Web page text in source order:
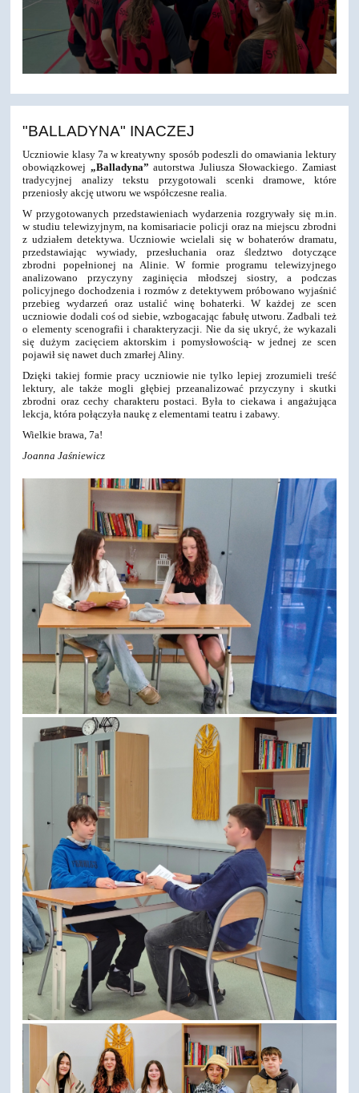
"BALLADYNA" INACZEJ
Uczniowie klasy 7a w kreatywny sposób podeszli do omawiania lektury
obowiązkowej „Balladyna” autorstwa Juliusza Słowackiego. Zamiast
tradycyjnej analizy tekstu przygotowali scenki dramowe, które
przeniosły akcję utworu we współczesne realia.
W przygotowanych przedstawieniach wydarzenia rozgrywały się m.in.
w studiu telewizyjnym, na komisariacie policji oraz na miejscu zbrodni
z udziałem detektywa. Uczniowie wcielali się w bohaterów dramatu,
przedstawiając wywiady, przesłuchania oraz śledztwo dotyczące
zbrodni popełnionej na Alinie. W formie programu telewizyjnego
analizowano przyczyny zaginięcia młodszej siostry, a podczas
policyjnego dochodzenia i rozmów z detektywem próbowano wyjaśnić
przebieg wydarzeń oraz ustalić winę bohaterki. W każdej ze scen
uczniowie dodali coś od siebie, wzbogacając fabułę utworu. Zadbali też
o elementy scenografii i charakteryzacji. Nie da się ukryć, że wykazali
się dużym zacięciem aktorskim i pomysłowością- w jednej ze scen
pojawił się nawet duch zmarłej Aliny.
Dzięki takiej formie pracy uczniowie nie tylko lepiej zrozumieli treść
lektury, ale także mogli głębiej przeanalizować przyczyny i skutki
zbrodni oraz cechy charakteru postaci. Była to ciekawa i angażująca
lekcja, która połączyła naukę z elementami teatru i zabawy.
Wielkie brawa, 7a!
Joanna Jaśniewicz